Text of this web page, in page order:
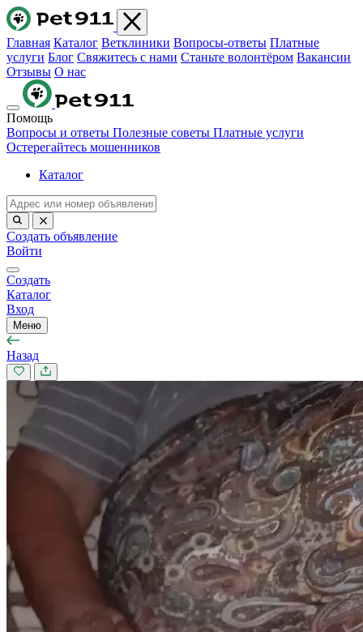
Главная Каталог Ветклиники Вопросы-ответы Платные
услуги Блог Свяжитесь с нами Станьте волонтёром Вакансии
Отзывы О нас
Помощь
Вопросы и ответы Полезные советы Платные услуги
Остерегайтесь мошенников
Каталог
Создать объявление
Войти
Создать
Каталог
Вход
Меню
Назад